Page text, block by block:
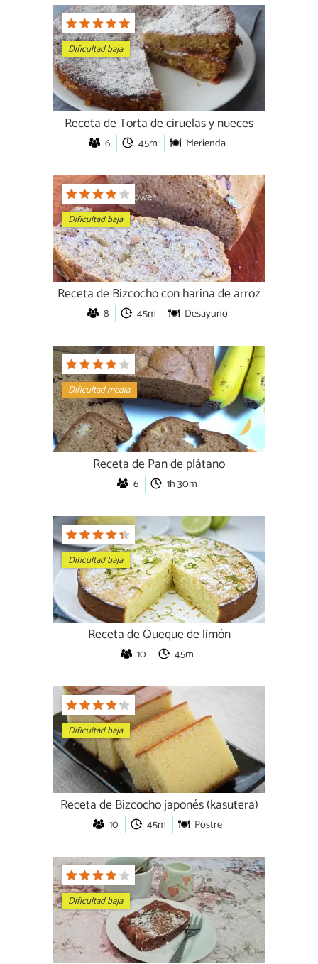
Dificultad baja
Receta de Torta de ciruelas y nueces
6 45m Merienda
Dificultad baja
Receta de Bizcocho con harina de arroz
8 45m Desayuno
Dificultad media
Receta de Pan de plátano
6 1h 30m
Dificultad baja
Receta de Queque de limón
10 45m
Dificultad baja
Receta de Bizcocho japonés (kasutera)
10 45m Postre
Dificultad baja